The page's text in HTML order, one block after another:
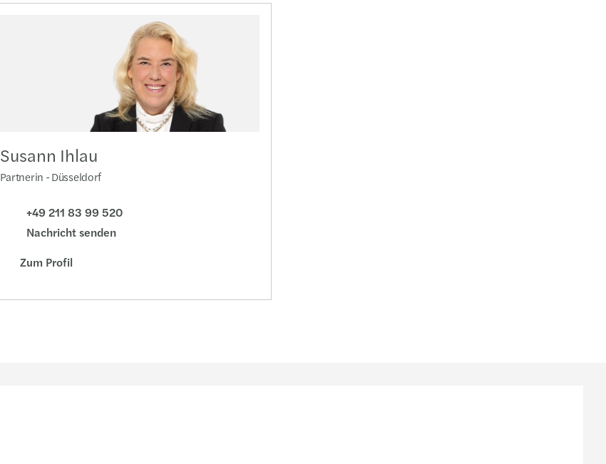
Susann Ihlau
Partnerin - Düsseldorf
+49 211 83 99 520
Nachricht senden
Zum Profil